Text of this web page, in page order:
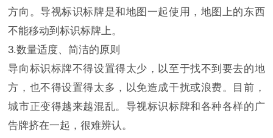
方向。导视标识标牌是和地图一起使用，地图上的东西
不能移动到标识标牌上。
3.数量适度、简洁的原则
导向标识标牌不得设置得太少，以至于找不到要去的地
方，也不得设置得太多，以免造成干扰或浪费。目前，
城市正变得越来越混乱。导视标识标牌和各种各样的广
告牌挤在一起，很难辨认。